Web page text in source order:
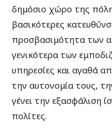
δημόσιο χώρο της
βασικότερες
προσβασιμότητα των
γενικότερα των
υπηρεσίες και αγαθά
την αυτονομία τους,
γένει την εξασφάλιση
πολίτες.